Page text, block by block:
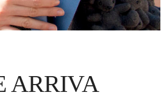
ARRIVA